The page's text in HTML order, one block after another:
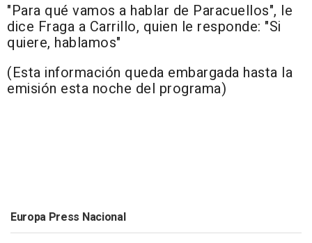
"Para qué vamos a hablar de Paracuellos", le
dice Fraga a Carrillo, quien le responde: "Si
quiere, hablamos"
(Esta información queda embargada hasta la
emisión esta noche del programa)
Europa Press Nacional